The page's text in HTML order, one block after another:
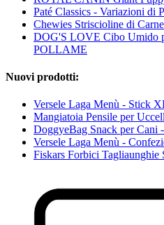
Paté Classics - Variazioni di
Chewies Striscioline di
DOG'S LOVE Cibo Umido
POLLAME
Nuovi prodotti:
Versele Laga Menù - Stick
Mangiatoia Pensile per
DoggyeBag Snack per Cani
Versele Laga Menù -
Fiskars Forbici Tagliaunghie